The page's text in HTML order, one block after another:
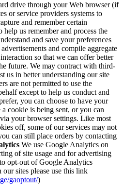
drive through your Web browser (if
or service providers systems to
and remember certain
us remember and process the
and save your preferences
and compile aggregate
so that we can offer better
future. We may contract with third-
us in better understanding our site
are not permitted to use the
except to help us conduct and
you can choose to have your
cookie is being sent, or you can
your browser settings. Like most
off, some of our services may not
can still place orders by contacting
We use Google Analytics on
of site usage and for advertising
opt-out of Google Analytics
sites please use this link
gaoptout/)